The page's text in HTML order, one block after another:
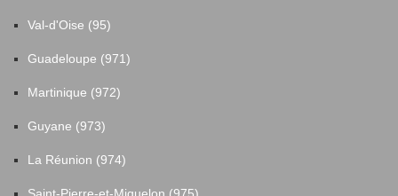
Val-d'Oise (95)
Guadeloupe (971)
Martinique (972)
Guyane (973)
La Réunion (974)